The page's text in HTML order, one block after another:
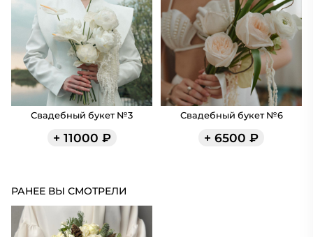
Свадебный букет №3
+ 11000 ₽
Свадебный букет №6
+ 6500 ₽
РАНЕЕ ВЫ СМОТРЕЛИ